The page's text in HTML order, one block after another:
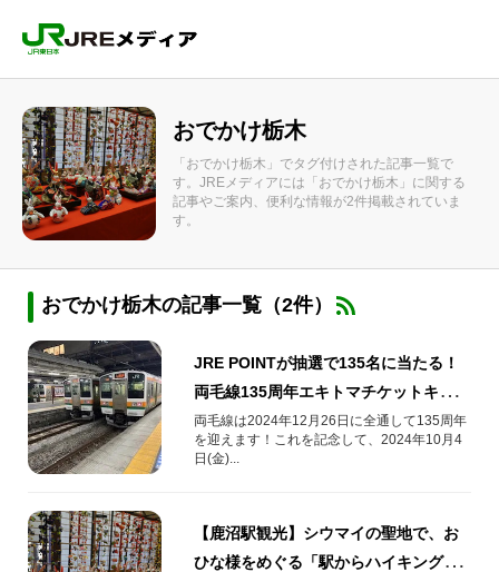
おでかけ栃木
「おでかけ栃木」でタグ付けされた記事一覧で
す。JREメディアには「おでかけ栃木」に関する
記事やご案内、便利な情報が2件掲載されていま
す。
おでかけ栃木の記事一覧（2件）
JRE POINTが抽選で135名に当たる！
両毛線135周年エキトマチケットキャン
ペーン🍅
両毛線は2024年12月26日に全通して135周年
を迎えます！これを記念して、2024年10月4
日(金)...
【鹿沼駅観光】シウマイの聖地で、お
ひな様をめぐる「駅からハイキング」